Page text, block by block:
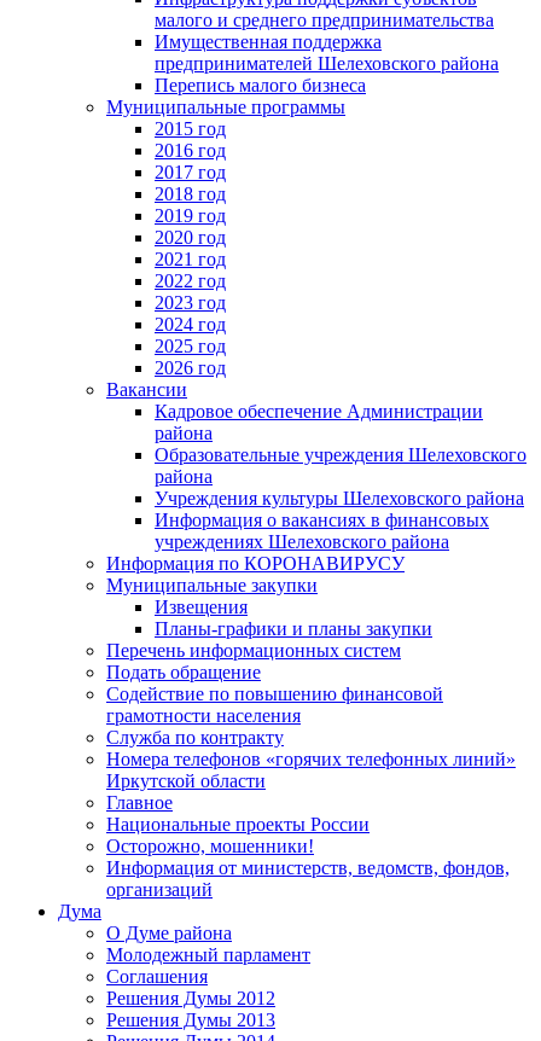
малого и среднего предпринимательства
Имущественная поддержка
предпринимателей Шелеховского района
Перепись малого бизнеса
Муниципальные программы
2015 год
2016 год
2017 год
2018 год
2019 год
2020 год
2021 год
2022 год
2023 год
2024 год
2025 год
2026 год
Вакансии
Кадровое обеспечение Администрации
района
Образовательные учреждения Шелеховского
района
Учреждения культуры Шелеховского района
Информация о вакансиях в финансовых
учреждениях Шелеховского района
Информация по КОРОНАВИРУСУ
Муниципальные закупки
Извещения
Планы-графики и планы закупки
Перечень информационных систем
Подать обращение
Содействие по повышению финансовой
грамотности населения
Служба по контракту
Номера телефонов «горячих телефонных линий»
Иркутской области
Главное
Национальные проекты России
Осторожно, мошенники!
Информация от министерств, ведомств, фондов,
организаций
Дума
О Думе района
Молодежный парламент
Соглашения
Решения Думы 2012
Решения Думы 2013